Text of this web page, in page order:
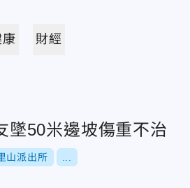
康 財經
墜50米邊坡傷重不治
山派出所